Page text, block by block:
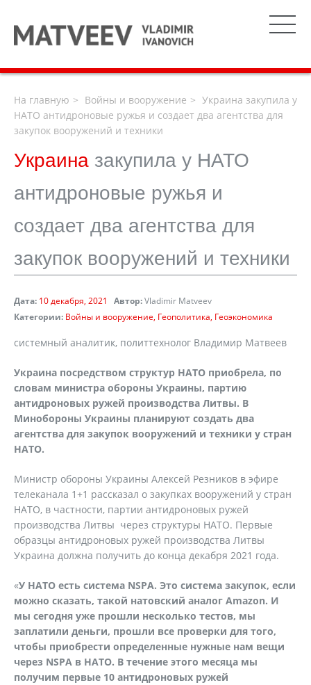
На главную Войны и вооружение
Украина закупила у
НАТО антидроновые ружья и создает два агентства для
закупок вооружений и техники
Украина закупила у НАТО
антидроновые ружья и
создает два агентства для
закупок вооружений и техники
Дата: 10 декабря, 2021 Автор:Vladimir Matveev
Категории: Войны и вооружение Геополитика Геоэкономика
системный аналитик, политтехнолог Владимир Матвеев
Украина посредством структур НАТО приобрела, по
словам министра обороны Украины, партию
антидроновых ружей производства Литвы. В
Минобороны Украины планируют создать два
агентства для закупок вооружений и техники у стран
НАТО.
Министр обороны Украины Алексей Резников в эфире
телеканала 1+1 рассказал о закупках вооружений у стран
НАТО, в частности, партии антидроновых ружей
производства Литвы через структуры НАТО. Первые
образцы антидроновых ружей производства Литвы
Украина должна получить до конца декабря 2021 года.
«У НАТО есть система NSPA. Это система закупок, если
можно сказать, такой натовский аналог Amazon. И
мы сегодня уже прошли несколько тестов, мы
заплатили деньги, прошли все проверки для того,
чтобы приобрести определенные нужные нам вещи
через NSPA в НАТО. В течение этого месяца мы
получим первые 10 антидроновых ружей